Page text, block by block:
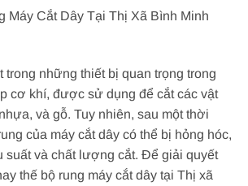
Máy Cắt Dây Tại Thị Xã Bình Minh
trong những thiết bị quan trọng trong
cơ khí, được sử dụng để cắt các vật
và gỗ. Tuy nhiên, sau một thời
của máy cắt dây có thể bị hỏng hóc,
suất và chất lượng cắt. Để giải quyết
thế bộ rung máy cắt dây tại Thị xã